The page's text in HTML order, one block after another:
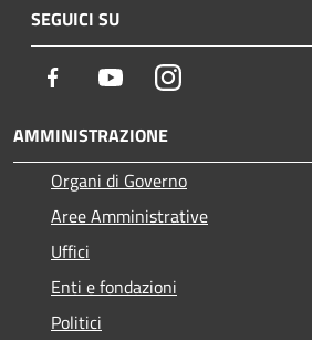
SEGUICI SU
Facebook YoutubeInstagram
AMMINISTRAZIONE
Organi di Governo
Aree Amministrative
Uffici
Enti e fondazioni
Politici